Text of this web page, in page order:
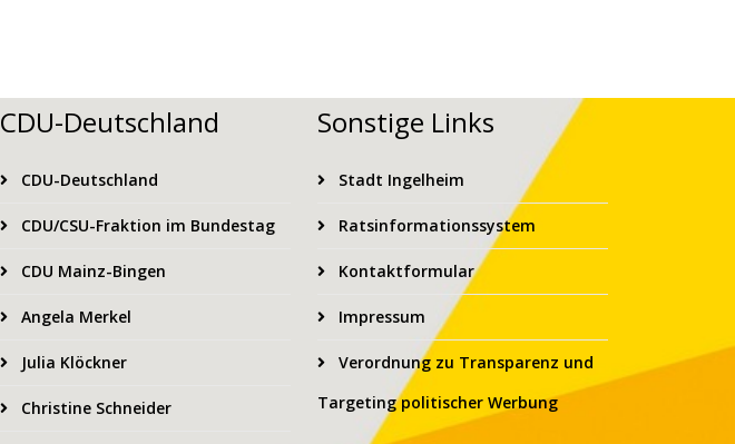
CDU-Deutschland
CDU-Deutschland
CDU/CSU-Fraktion im Bundestag
CDU Mainz-Bingen
Angela Merkel
Julia Klöckner
Christine Schneider
Sonstige Links
Stadt Ingelheim
Ratsinformationssystem
Kontaktformular
Impressum
Verordnung zu Transparenz und
Targeting politischer Werbung